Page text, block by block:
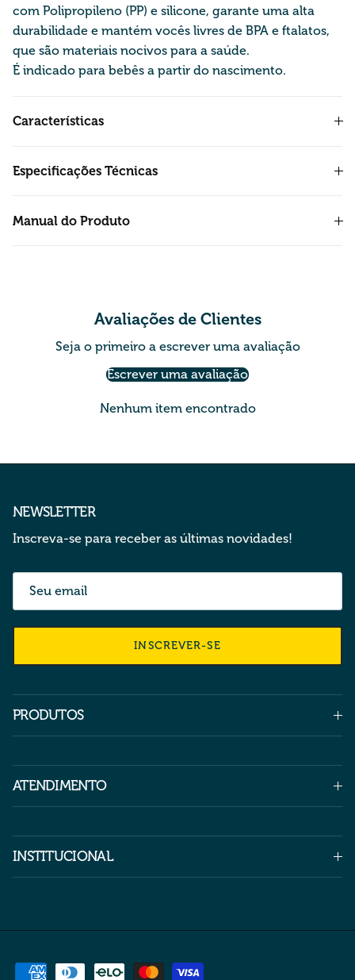
com Polipropileno (PP) e silicone, garante uma alta
durabilidade e mantém vocês livres de BPA e ftalatos,
que são materiais nocivos para a saúde.
É indicado para bebês a partir do nascimento.
Características
Especificações Técnicas
Manual do Produto
Avaliações de Clientes
Seja o primeiro a escrever uma avaliação
Escrever uma avaliação
Nenhum item encontrado
NEWSLETTER
Inscreva-se para receber as últimas novidades!
INSCREVER-SE
PRODUTOS
ATENDIMENTO
INSTITUCIONAL